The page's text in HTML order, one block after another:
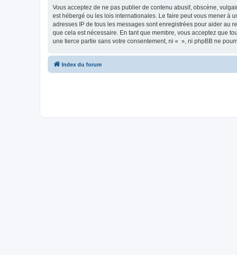
Vous acceptez de ne pas publier de contenu abusif, obscène,
est hébergé ou les lois internationales. Le faire peut vous mener à
adresses IP de tous les messages sont enregistrées pour aider au
que cela est nécessaire. En tant que membre, vous acceptez que
une tierce partie sans votre consentement, ni « », ni phpBB ne
Index du forum